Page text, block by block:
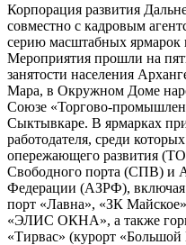
Корпорация развития
совместно с кадровым
серию масштабных ярмарок
Мероприятия прошли на
занятости населения
Мара, в Окружном Доме
Союзе «Торгово-
Сыктывкаре. В ярмарках
работодателя, среди
опережающего развития
Свободного порта (СПВ) и
Федерации (АЗРФ),
порт «Лавна», «ЗК
«ЭЛИС ОКНА», а также
«Тирвас» (курорт «Большой